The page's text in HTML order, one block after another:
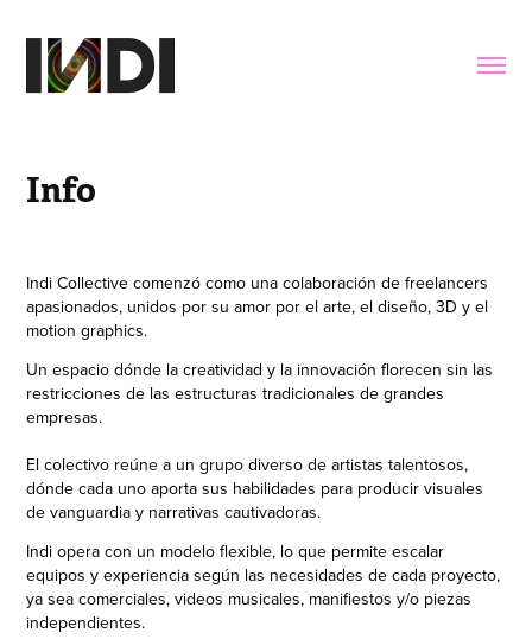
Info
Indi Collective comenzó como una colaboración de freelancers
apasionados, unidos por su amor por el arte, el diseño, 3D y el
motion graphics.
Un espacio dónde la creatividad y la innovación florecen sin las
restricciones de las estructuras tradicionales de grandes
empresas.
El colectivo reúne a un grupo diverso de artistas talentosos,
dónde cada uno aporta sus habilidades para producir visuales
de vanguardia y narrativas cautivadoras.
Indi opera con un modelo flexible, lo que permite escalar
equipos y experiencia según las necesidades de cada proyecto,
ya sea comerciales, videos musicales, manifiestos y/o piezas
independientes.